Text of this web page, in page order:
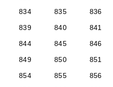
834
835 836
839
840 841
844
845 846
849
850 851
854
855 856